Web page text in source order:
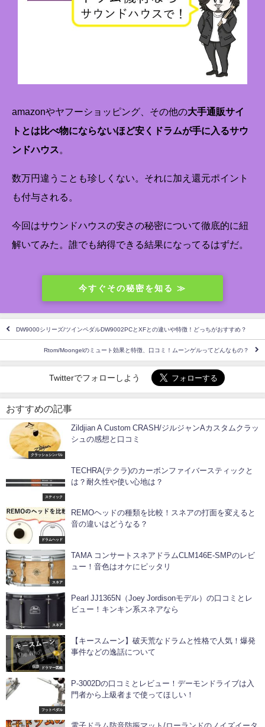
amazonやヤフーショッピング、その他の大手通販サイ
トとは比べ物にならないほど安くドラムが手に入るサウ
ンドハウス
数万円違うことも珍しくない。それに加え還元ポイント
も付与される。
今回はサウンドハウスの安さの秘密について徹底的に紐
解いてみた。誰でも納得できる結果になってるはずだ。
今すぐその秘密を知る ≫
DW9000シリーズ/ツインペダルDW9002PCとXFとの違いや特徴！どっちがおすすめ？
Rtom/Moongelのミュート効果と特徴、口コミ！ムーンゲルってどんなもの？
Twitterでフォローしよう
おすすめの記事
クラッシュシンバル
Zildjian A Custom CRASH/ジルジャンAカスタムクラッ
シュの感想と口コミ
スティック
TECHRA(テクラ)のカーボンファイバースティックと
は？耐久性や使い心地は？
ドラムヘッド
REMOヘッドの種類を比較！スネアの打面を変えると
音の違いはどうなる？
スネア
TAMA コンサートスネアドラムCLM146E-SMPのレビ
ュー！音色はオケにピッタリ
スネア
Pearl JJ1365N（Joey Jordisonモデル）の口コミとレ
ビュー！キンキン系スネアなら
ドラマー図鑑
【キースムーン】破天荒なドラムと性格で人気！爆発
事件などの逸話について
フットペダル
P-3002Dの口コミとレビュー！デーモンドライブは入
門者から上級者まで使ってほしい！